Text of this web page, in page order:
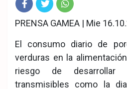
Fac
eb
ook
Twit Wha
pp
PRENSA GAMEA | Mie
El consumo diario de
verduras en la
riesgo de desarrollar
transmisibles como la